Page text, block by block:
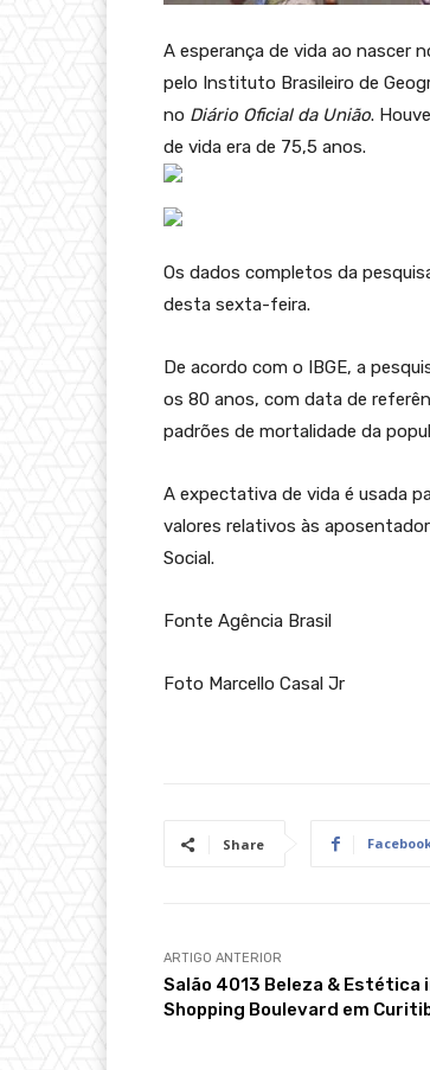
A esperança de vida ao nascer
pelo Instituto Brasileiro de
no Diário Oficial da União.
de vida era de 75,5 anos.
Os dados completos da
desta sexta-feira.
De acordo com o IBGE, a
os 80 anos, com data de
padrões de mortalidade da
A expectativa de vida é usada
valores relativos às
Social.
Fonte Agência Brasil
Foto Marcello Casal Jr
Share
ARTIGO ANTERIOR
Salão 4013 Beleza & Estética
Shopping Boulevard em